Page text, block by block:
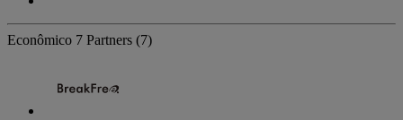
Econômico 7 Partners (7)